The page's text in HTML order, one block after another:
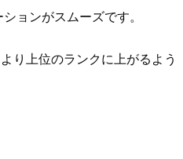
ョンがスムーズです。
り上位のランクに上がるよう